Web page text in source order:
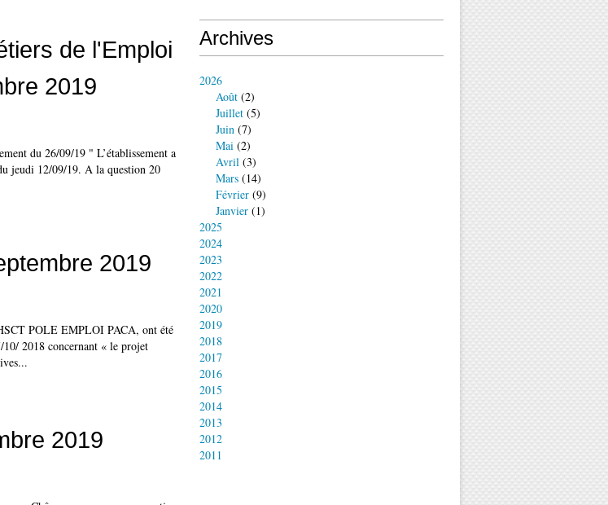
de l'Emploi
2019
du 26/09/19 " L’établissement a
jeudi 12/09/19. A la question 20
2019
POLE EMPLOI PACA, ont été
2018 concernant « le projet
2019
Archives
2026
Août (2)
Juillet (5)
Juin (7)
Mai (2)
Avril (3)
Mars (14)
Février (9)
Janvier (1)
2025
2024
2023
2022
2021
2020
2019
2018
2017
2016
2015
2014
2013
2012
2011